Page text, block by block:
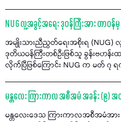
NUG လူ့အခွင့်အရေး ဒုဝန်ကြီးအား တာဝန်
အမျိုးသားညီညွတ်ရေးအစိုးရ (NUG)
ဒုတိယဝန်ကြီးတစ်ဦးဖြစ်သူ ခွန်းဗဟန်း
လိုက်ပြီဖြစ်ကြောင်း NUG က မတ်
မန္တလေး ကြားကာလ အစီအမံ အခန်း (၉) အ
မန္တလေးဒေသ ကြားကာလအစီအမံအာ